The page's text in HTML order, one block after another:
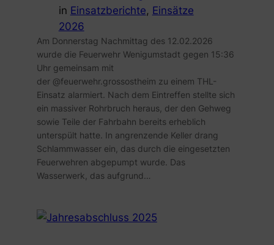
in Einsatzberichte, Einsätze
2026
Am Donnerstag Nachmittag des 12.02.2026
wurde die Feuerwehr Wenigumstadt gegen 15:36
Uhr gemeinsam mit
der @feuerwehr.grossostheim zu einem THL-
Einsatz alarmiert. Nach dem Eintreffen stellte sich
ein massiver Rohrbruch heraus, der den Gehweg
sowie Teile der Fahrbahn bereits erheblich
unterspült hatte. In angrenzende Keller drang
Schlammwasser ein, das durch die eingesetzten
Feuerwehren abgepumpt wurde. Das
Wasserwerk, das aufgrund…